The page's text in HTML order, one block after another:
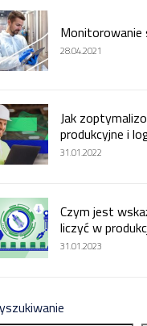
Monitorowanie
28.04.2021
Jak
produkcyjne i
31.01.2022
Czym jest
liczyć w
31.01.2023